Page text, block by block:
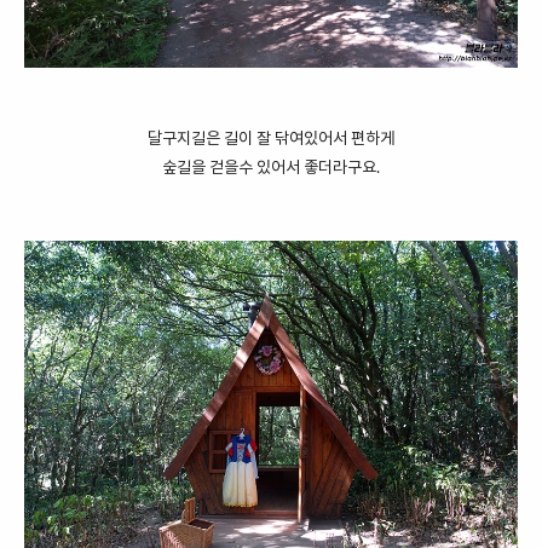
달구지길은 길이 잘 닦여있어서 편하게
숲길을 걷을수 있어서 좋더라구요.